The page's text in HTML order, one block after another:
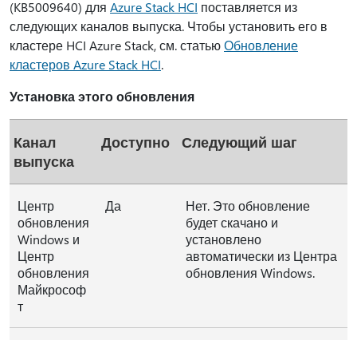
(KB5009640) для Azure Stack HCI поставляется из
следующих каналов выпуска. Чтобы установить его в
кластере HCI Azure Stack, см. статьюОбновление
кластеров Azure Stack HCI.
Установка этого обновления
Канал
выпуска
Доступно Следующий шаг
Центр
обновления
Windows и
Центр
обновления
Майкрософ
т
Да
Нет. Это обновление
будет скачано и
установлено
автоматически из Центра
обновления Windows.